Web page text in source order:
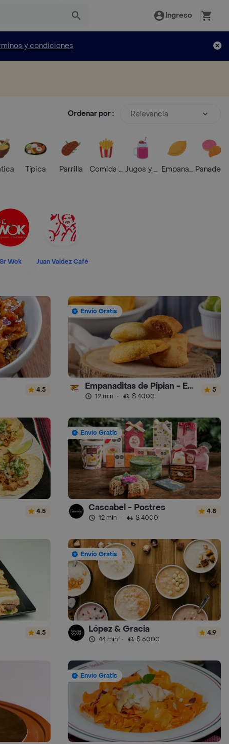
Ingreso
y condiciones
Ordenar por : Relevancia
Típica Parrilla Comida RápidaJugos y BatidosEmpanadasPanadería
Sr Wok Juan Valdez Café
4.5
Envío Gratis
Empanaditas de Pipian - Empanadas
12 min · $ 4000
5
4.5
Envío Gratis
Cascabel - Postres
12 min · $ 4000
4.8
4.5
Envío Gratis
López & Gracia
44 min · $ 6000
4.9
Envío Gratis